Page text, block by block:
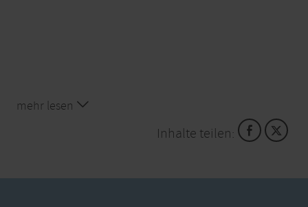
mehr lesen
Inhalte teilen: